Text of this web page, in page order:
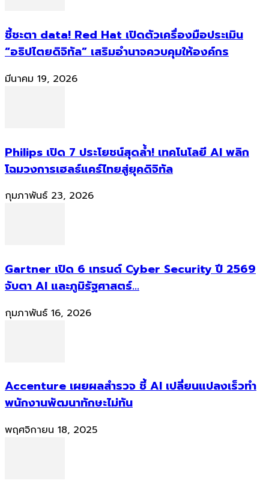
ชี้ชะตา data! Red Hat เปิดตัวเครื่องมือประเมิน
“อธิปไตยดิจิทัล” เสริมอำนาจควบคุมให้องค์กร
มีนาคม 19, 2026
Philips เปิด 7 ประโยชน์สุดล้ำ! เทคโนโลยี AI พลิก
โฉมวงการเฮลธ์แคร์ไทยสู่ยุคดิจิทัล
กุมภาพันธ์ 23, 2026
Gartner เปิด 6 เทรนด์ Cyber Security ปี 2569
จับตา AI และภูมิรัฐศาสตร์...
กุมภาพันธ์ 16, 2026
Accenture เผยผลสำรวจ ชี้ AI เปลี่ยนแปลงเร็วทำ
พนักงานพัฒนาทักษะไม่ทัน
พฤศจิกายน 18, 2025